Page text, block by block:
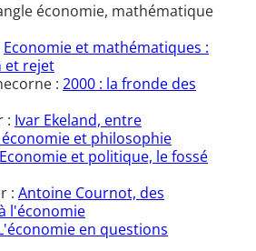
économie, mathématique
Economie et mathématiques :
et rejet
: 2000 : la fronde des
: Ivar Ekeland, entre
et philosophie
Economie et politique, le fossé
: Antoine Cournot, des
l'économie
en questions